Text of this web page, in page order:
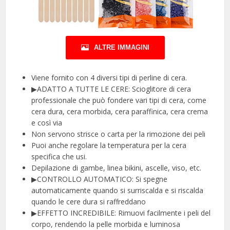
ALTRE IMMAGINI
Viene fornito con 4 diversi tipi di perline di cera.
▶ADATTO A TUTTE LE CERE: Scioglitore di cera
professionale che può fondere vari tipi di cera, come
cera dura, cera morbida, cera paraffinica, cera crema
e così via
Non servono strisce o carta per la rimozione dei peli
Puoi anche regolare la temperatura per la cera
specifica che usi.
Depilazione di gambe, linea bikini, ascelle, viso, etc.
▶CONTROLLO AUTOMATICO: Si spegne
automaticamente quando si surriscalda e si riscalda
quando le cere dura si raffreddano
▶EFFETTO INCREDIBILE: Rimuovi facilmente i peli del
corpo, rendendo la pelle morbida e luminosa